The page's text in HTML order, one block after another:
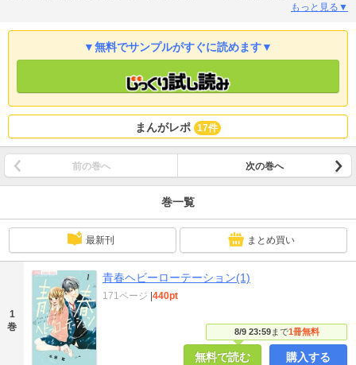
しい、からかい王子・榛名くんの魅力がとまらない!読むと恋がしたくなる、超
もっと見る▼
▼無料でサンプルがすぐに読めます▼
まんがレポ 17件
前の巻へ 次の巻へ
巻一覧
最新刊 まとめ買い
1
巻
青春ヘビーローテーション(1)
8/9 23:59まで1冊無料
171ページ |440pt
無料で読む 購入する